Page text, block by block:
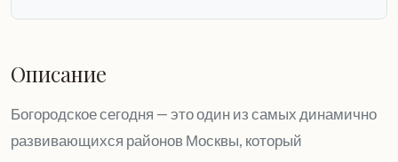
Описание
Богородское сегодня — это один из самых динамично
развивающихся районов Москвы, который